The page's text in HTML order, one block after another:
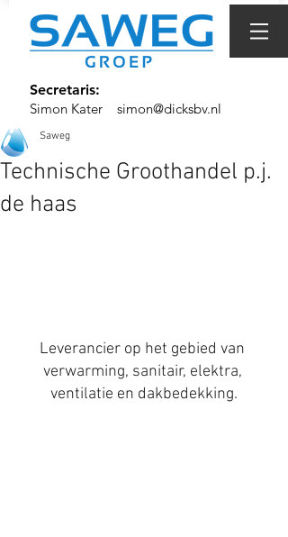
Secretaris:
Simon Kater
simon@dicksbv.nl
Technische Groothandel p.j.
de haas
Saweg
Leverancier op het gebied van
verwarming, sanitair, elektra,
ventilatie en dakbedekking.